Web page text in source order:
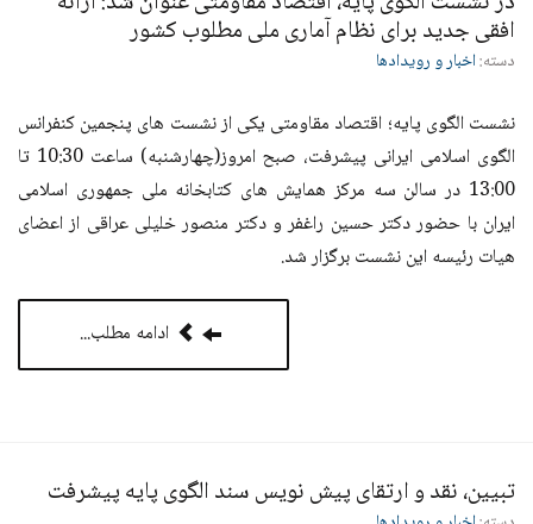
افقی جدید برای نظام آماری ملی مطلوب کشور
دسته:اخبار و رویدادها
نشست الگوی پایه؛ اقتصاد مقاومتی یکی از نشست های پنجمین کنفرانس
الگوی اسلامی ایرانی پیشرفت، صبح امروز(چهارشنبه) ساعت 10:30 تا
13:00 در سالن سه مرکز همایش های کتابخانه ملی جمهوری اسلامی
ایران با حضور دکتر حسین راغفر و دکتر منصور خلیلی عراقی از اعضای
هیات رئیسه این نشست برگزار شد.
ادامه مطلب...
تبیین، نقد و ارتقای پیش نویس سند الگوی پایه پیشرفت